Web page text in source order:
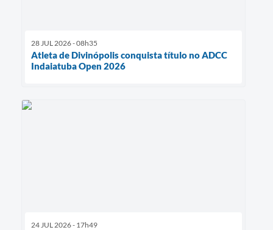
28 JUL 2026 - 08h35
Atleta de Divinópolis conquista título no ADCC
Indaiatuba Open 2026
24 JUL 2026 - 17h49